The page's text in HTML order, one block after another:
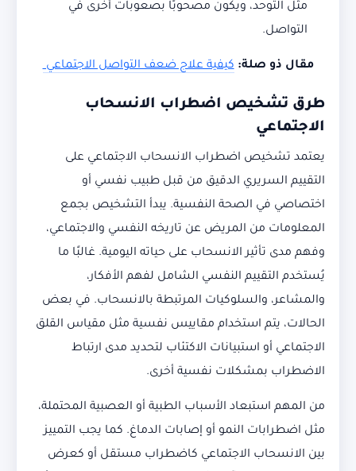
مثل التوحد، ويكون مصحوبًا بصعوبات أخرى في
التواصل.
مقال ذو صلة:كيفية علاج ضعف التواصل الاجتماعي
طرق تشخيص اضطراب الانسحاب
الاجتماعي
يعتمد تشخيص اضطراب الانسحاب الاجتماعي على
التقييم السريري الدقيق من قبل طبيب نفسي أو
اختصاصي في الصحة النفسية. يبدأ التشخيص بجمع
المعلومات من المريض عن تاريخه النفسي والاجتماعي،
وفهم مدى تأثير الانسحاب على حياته اليومية. غالبًا ما
يُستخدم التقييم النفسي الشامل لفهم الأفكار،
والمشاعر، والسلوكيات المرتبطة بالانسحاب. في بعض
الحالات، يتم استخدام مقاييس نفسية مثل مقياس القلق
الاجتماعي أو استبيانات الاكتئاب لتحديد مدى ارتباط
الاضطراب بمشكلات نفسية أخرى.
من المهم استبعاد الأسباب الطبية أو العصبية المحتملة،
مثل اضطرابات النمو أو إصابات الدماغ. كما يجب التمييز
بين الانسحاب الاجتماعي كاضطراب مستقل أو كعرض